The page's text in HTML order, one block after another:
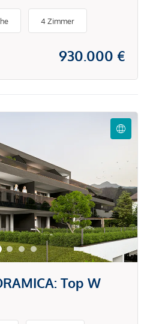
4 Zimmer
930.000 €
Top W